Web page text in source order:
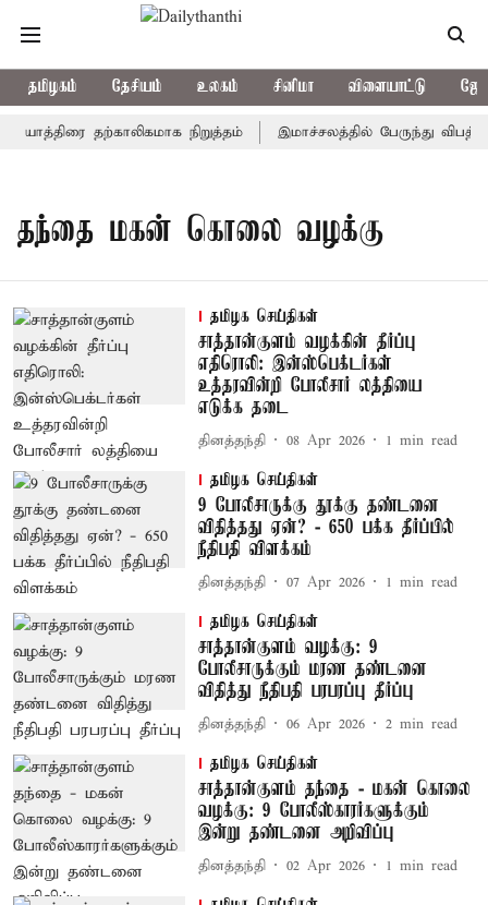
தமிழகம் தேசியம் உலகம் சினிமா விளையாட்டு
யாத்திரை தற்காலிகமாக நிறுத்தம் இமாச்சலத்தில் பேருந்து
தந்தை மகன் கொலை வழக்கு
தமிழக செய்திகள்
சாத்தான்குளம் வழக்கின் தீர்ப்பு
எதிரொலி: இன்ஸ்பெக்டர்கள்
உத்தரவின்றி போலீசார் லத்தியை
எடுக்க தடை
தினத்தந்தி 08 Apr 2026 1 min read
தமிழக செய்திகள்
9 போலீசாருக்கு தூக்கு தண்டனை
விதித்தது ஏன்? - 650 பக்க தீர்ப்பில்
நீதிபதி விளக்கம்
தினத்தந்தி 07 Apr 2026 1 min read
தமிழக செய்திகள்
சாத்தான்குளம் வழக்கு: 9
போலீசாருக்கும் மரண தண்டனை
விதித்து நீதிபதி பரபரப்பு தீர்ப்பு
தினத்தந்தி 06 Apr 2026 2 min read
தமிழக செய்திகள்
சாத்தான்குளம் தந்தை - மகன் கொலை
வழக்கு: 9 போலீஸ்காரர்களுக்கும்
இன்று தண்டனை அறிவிப்பு
தினத்தந்தி 02 Apr 2026 1 min read